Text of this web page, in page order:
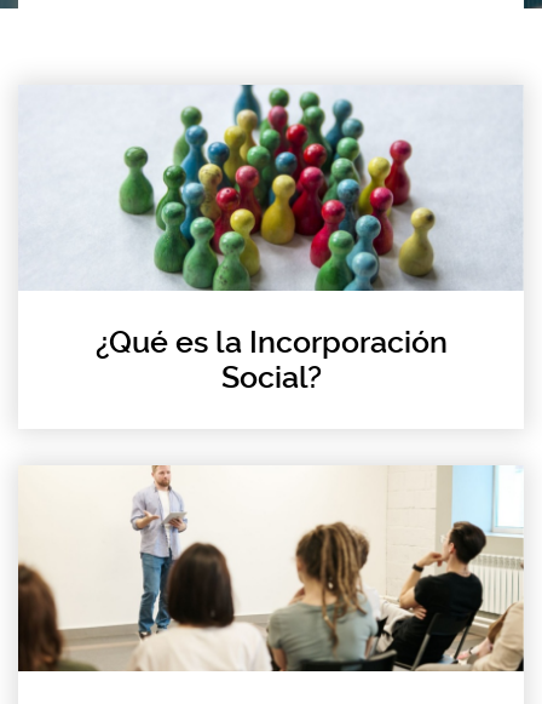
¿Qué es la Incorporación
Social?